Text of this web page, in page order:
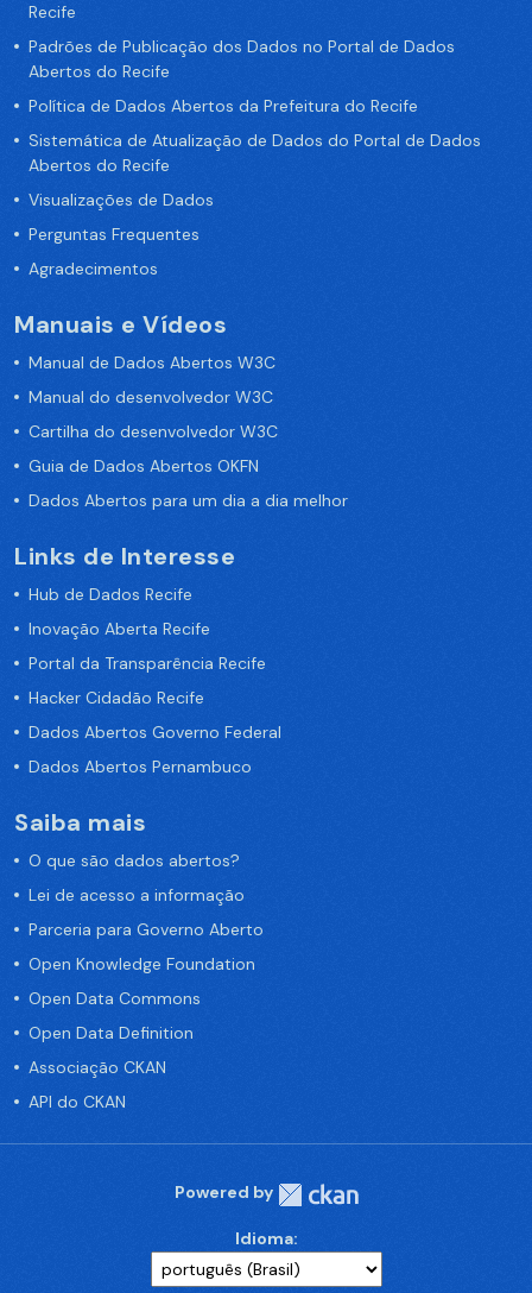
Recife
Padrões de Publicação dos Dados no Portal de Dados
Abertos do Recife
Política de Dados Abertos da Prefeitura do Recife
Sistemática de Atualização de Dados do Portal de Dados
Abertos do Recife
Visualizações de Dados
Perguntas Frequentes
Agradecimentos
Manuais e Vídeos
Manual de Dados Abertos W3C
Manual do desenvolvedor W3C
Cartilha do desenvolvedor W3C
Guia de Dados Abertos OKFN
Dados Abertos para um dia a dia melhor
Links de Interesse
Hub de Dados Recife
Inovação Aberta Recife
Portal da Transparência Recife
Hacker Cidadão Recife
Dados Abertos Governo Federal
Dados Abertos Pernambuco
Saiba mais
O que são dados abertos?
Lei de acesso a informação
Parceria para Governo Aberto
Open Knowledge Foundation
Open Data Commons
Open Data Definition
Associação CKAN
API do CKAN
Powered by
Idioma